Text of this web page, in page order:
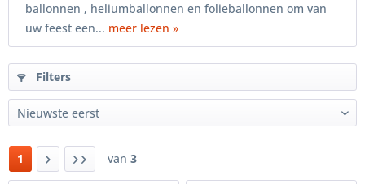
ballonnen , heliumballonnen en folieballonnen om van
uw feest een... meer lezen »
Filters
1 van 3